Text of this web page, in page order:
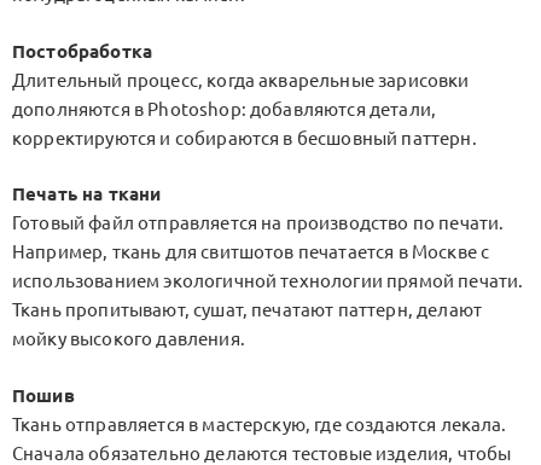
Постобработка
Длительный процесс, когда акварельные зарисовки
дополняются в Photoshop: добавляются детали,
корректируются и собираются в бесшовный паттерн.
Печать на ткани
Готовый файл отправляется на производство по печати.
Например, ткань для свитшотов печатается в Москве с
использованием экологичной технологии прямой печати.
Ткань пропитывают, сушат, печатают паттерн, делают
мойку высокого давления.
Пошив
Ткань отправляется в мастерскую, где создаются лекала.
Сначала обязательно делаются тестовые изделия, чтобы